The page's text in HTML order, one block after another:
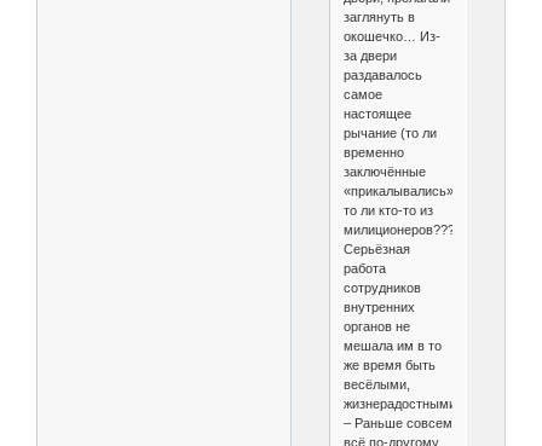
заглянуть в
окошечко… Из-
за двери
раздавалось
самое
настоящее
рычание (то ли
временно
заключённые
«прикалывались»,
то ли кто-то из
милиционеров???).
Серьёзная
работа
сотрудников
внутренних
органов не
мешала им в то
же время быть
весёлыми,
жизнерадостными.
– Раньше совсем
всё по-другому